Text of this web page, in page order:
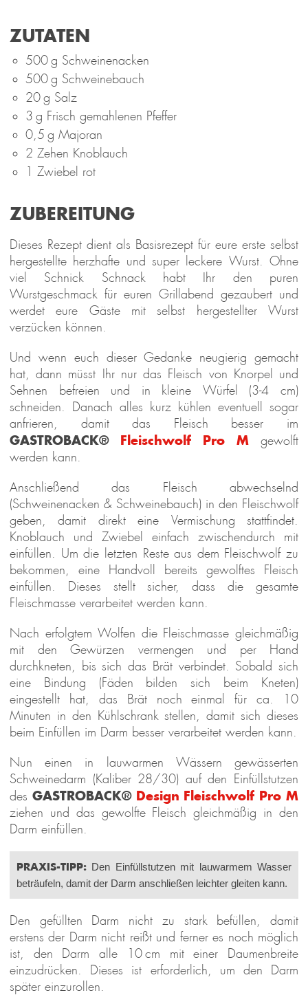
ZUTATEN
500 g Schweinenacken
500 g Schweinebauch
20 g Salz
3 g Frisch gemahlenen Pfeffer
0,5 g Majoran
2 Zehen Knoblauch
1 Zwiebel rot
ZUBEREITUNG
Dieses Rezept dient als Basisrezept für eure erste selbst
hergestellte herzhafte und super leckere Wurst. Ohne
viel Schnick Schnack habt Ihr den puren
Wurstgeschmack für euren Grillabend gezaubert und
werdet eure Gäste mit selbst hergestellter Wurst
verzücken können.
Und wenn euch dieser Gedanke neugierig gemacht
hat, dann müsst Ihr nur das Fleisch von Knorpel und
Sehnen befreien und in kleine Würfel (3-4 cm)
schneiden. Danach alles kurz kühlen eventuell sogar
anfrieren, damit das Fleisch besser im
GASTROBACK® Fleischwolf Pro M gewolft
werden kann.
Anschließend das Fleisch abwechselnd
(Schweinenacken & Schweinebauch) in den Fleischwolf
geben, damit direkt eine Vermischung stattfindet.
Knoblauch und Zwiebel einfach zwischendurch mit
einfüllen. Um die letzten Reste aus dem Fleischwolf zu
bekommen, eine Handvoll bereits gewolftes Fleisch
einfüllen. Dieses stellt sicher, dass die gesamte
Fleischmasse verarbeitet werden kann.
Nach erfolgtem Wolfen die Fleischmasse gleichmäßig
mit den Gewürzen vermengen und per Hand
durchkneten, bis sich das Brät verbindet. Sobald sich
eine Bindung (Fäden bilden sich beim Kneten)
eingestellt hat, das Brät noch einmal für ca. 10
Minuten in den Kühlschrank stellen, damit sich dieses
beim Einfüllen im Darm besser verarbeitet werden kann.
Nun einen in lauwarmen Wässern gewässerten
Schweinedarm (Kaliber 28/30) auf den Einfüllstutzen
des GASTROBACK® Design Fleischwolf Pro M
ziehen und das gewolfte Fleisch gleichmäßig in den
Darm einfüllen.
PRAXIS-TIPP: Den Einfüllstutzen mit lauwarmem Wasser
beträufeln, damit der Darm anschließen leichter gleiten kann.
Den gefüllten Darm nicht zu stark befüllen, damit
erstens der Darm nicht reißt und ferner es noch möglich
ist, den Darm alle 10 cm mit einer Daumenbreite
einzudrücken. Dieses ist erforderlich, um den Darm
später einzurollen.